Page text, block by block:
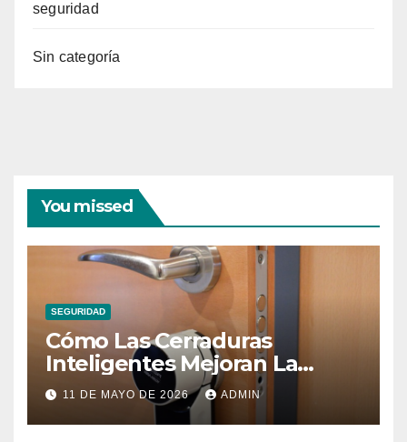
seguridad
Sin categoría
You missed
SEGURIDAD
Cómo Las Cerraduras
Inteligentes Mejoran La
Seguridad Del Hogar
11 DE MAYO DE 2026 ADMIN